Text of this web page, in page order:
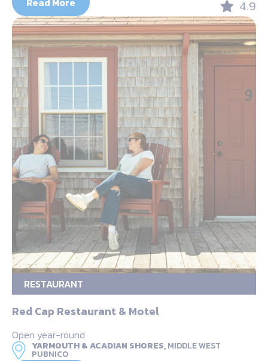
4.9
RESTAURANT
Red Cap Restaurant & Motel
Open year-round
YARMOUTH & ACADIAN SHORES,MIDDLE WEST
PUBNICO